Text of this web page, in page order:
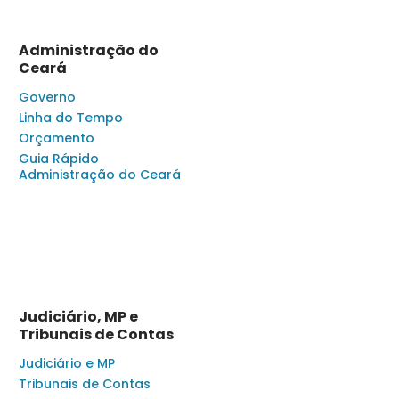
Administração do
Ceará
Governo
Linha do Tempo
Orçamento
Guia Rápido
Administração do Ceará
Judiciário, MP e
Tribunais de Contas
Judiciário e MP
Tribunais de Contas